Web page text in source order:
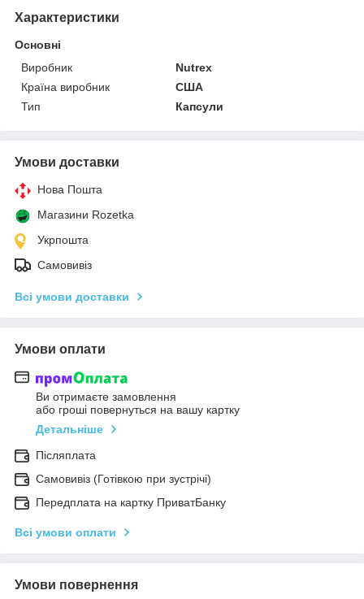
Характеристики
Основні
Виробник
Nutrex
Країна виробник
США
Тип
Капсули
Умови доставки
Нова Пошта
Магазини Rozetka
Укрпошта
Самовивіз
Всі умови доставки
Умови оплати
Ви отримаєте замовлення
або гроші повернуться на вашу картку
Детальніше
Післяплата
Самовивіз (Готівкою при зустрічі)
Передплата на картку ПриватБанку
Всі умови оплати
Умови повернення